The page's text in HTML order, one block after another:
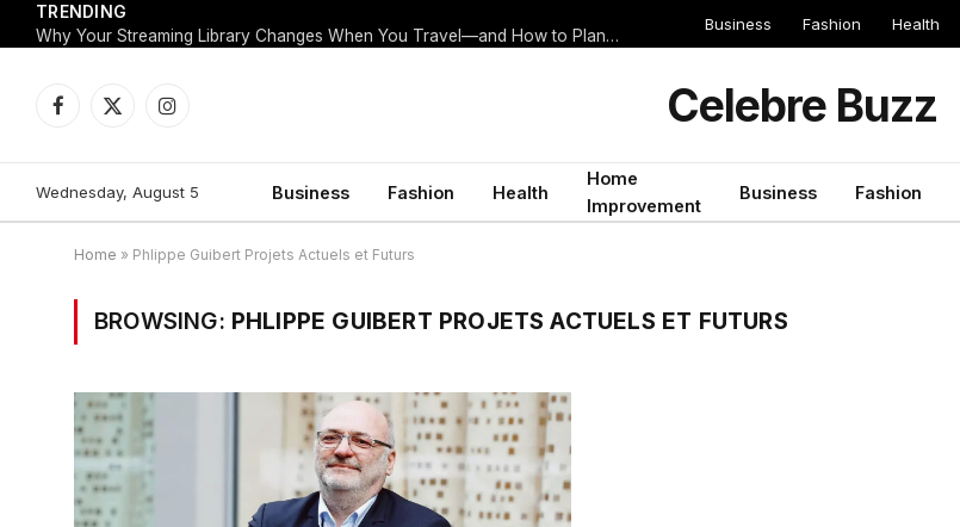
TRENDING
Why Your Streaming Library Changes When You Travel—and How to Plan Ahead
Business Fashion Health
Facebook
X
Instagram Celebre Buzz
Wednesday, August 5 Business Fashion Health
Home
Improvement
Business Fashion
Home » Phlippe Guibert Projets Actuels et Futurs
BROWSING: PHLIPPE GUIBERT PROJETS ACTUELS ET FUTURS